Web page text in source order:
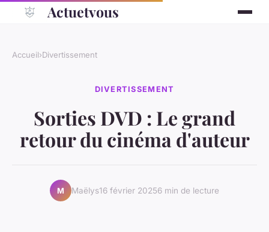
Actuetvous
Accueil›Divertissement
DIVERTISSEMENT
Sorties DVD : Le grand
retour du cinéma d'auteur
M Maëlys16 février 20256 min de lecture